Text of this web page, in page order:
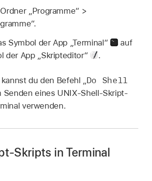
„Programme“ >
Symbol der App „Terminal“
auf
der App „Skripteditor“
.
du den Befehl „Do Shell
Senden eines UNIX-Shell-Skript-
verwenden.
Skripts in Terminal